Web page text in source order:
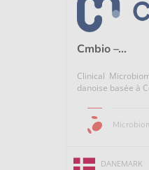
Cmbio –...
Clinical
danoise basée à
DANEMARK